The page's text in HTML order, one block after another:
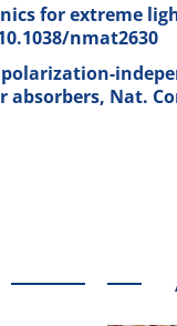
for extreme
nmat2630
Nat.